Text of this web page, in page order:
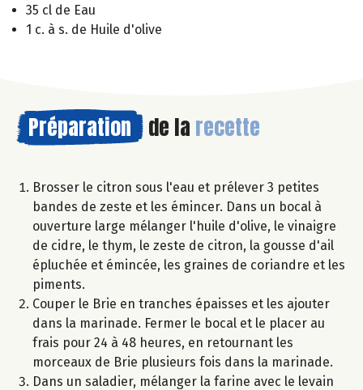
35 cl de Eau
1 c. à s. de Huile d'olive
Préparation de la recette
Brosser le citron sous l'eau et prélever 3 petites
bandes de zeste et les émincer. Dans un bocal à
ouverture large mélanger l'huile d'olive, le vinaigre
de cidre, le thym, le zeste de citron, la gousse d'ail
épluchée et émincée, les graines de coriandre et les
piments.
Couper le Brie en tranches épaisses et les ajouter
dans la marinade. Fermer le bocal et le placer au
frais pour 24 à 48 heures, en retournant les
morceaux de Brie plusieurs fois dans la marinade.
Dans un saladier, mélanger la farine avec le levain